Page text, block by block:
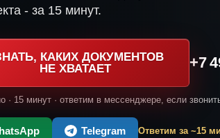
- за 15 минут.
КАКИХ ДОКУМЕНТОВ
НЕ ХВАТАЕТ
+7
· 15 минут · ответим в мессенджере, если
Telegram Ответим за ~15